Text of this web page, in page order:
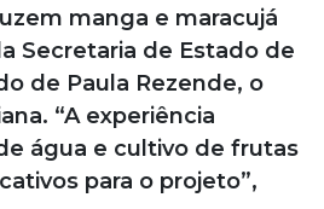
manga e maracujá
Secretaria de Estado de
de Paula Rezende, o
“A experiência
água e cultivo de frutas
para o projeto”,